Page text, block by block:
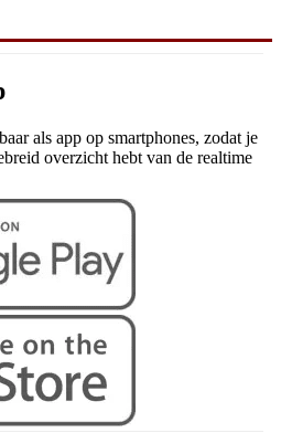
als app op smartphones, zodat je
overzicht hebt van de realtime